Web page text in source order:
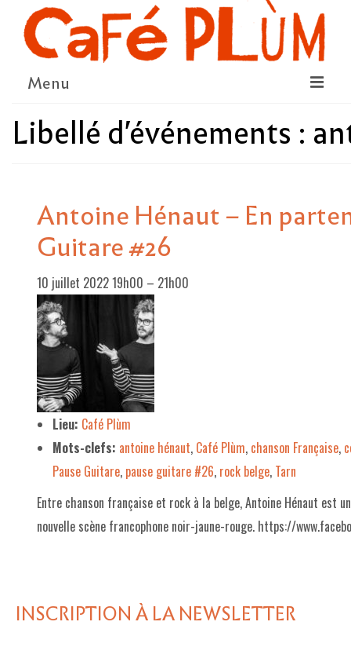
Menu
LE PROJET
NOUS SOUTENIR
LE PROGRAMME
DÉTAIL DES ÉVÉNEMENTS
LA SAISON CULTURELLE
AMI·ES ARTISTES
LE PROJET DE TERRITOIRE
LE CAFÉ/RESTO
LES FORMULES
LA CARTE
NOS FOURNISSEUR·EUSE·S
COMMANDER UN LIVRE
Libellé d'événements :
Antoine Hénaut – En
Guitare #26
10 juillet 2022 19h00 – 21h00
Lieu: Café Plùm
Mots-clefs: antoine hénaut, Café Plùm, chanson Française,
Pause Guitare, pause guitare #26, rock belge, Tarn
Entre chanson française et rock à la belge, Antoine Hénaut est
nouvelle scène francophone noir-jaune-rouge. https://
INSCRIPTION À LA NEWSLETTER